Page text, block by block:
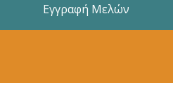
Εγγραφή Μελών